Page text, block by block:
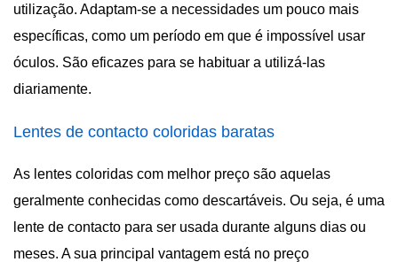
utilização. Adaptam-se a necessidades um pouco mais
específicas, como um período em que é impossível usar
óculos. São eficazes para se habituar a utilizá-las
diariamente.
Lentes de contacto coloridas baratas
As lentes coloridas com melhor preço são aquelas
geralmente conhecidas como descartáveis. Ou seja, é uma
lente de contacto para ser usada durante alguns dias ou
meses. A sua principal vantagem está no preço